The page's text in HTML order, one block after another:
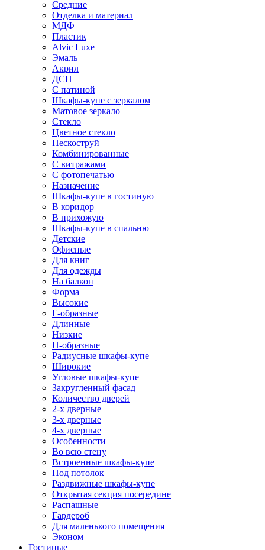
Средние
Отделка и материал
МДФ
Пластик
Alvic Luxe
Эмаль
Акрил
ДСП
С патиной
Шкафы-купе с зеркалом
Матовое зеркало
Стекло
Цветное стекло
Пескоструй
Комбинированные
С витражами
С фотопечатью
Назначение
Шкафы-купе в гостиную
В коридор
В прихожую
Шкафы-купе в спальню
Детские
Офисные
Для книг
Для одежды
На балкон
Форма
Высокие
Г-образные
Длинные
Низкие
П-образные
Радиусные шкафы-купе
Широкие
Угловые шкафы-купе
Закругленный фасад
Количество дверей
2-х дверные
3-х дверные
4-х дверные
Особенности
Во всю стену
Встроенные шкафы-купе
Под потолок
Раздвижные шкафы-купе
Открытая секция посередине
Распашные
Гардероб
Для маленького помещения
Эконом
Гостиные